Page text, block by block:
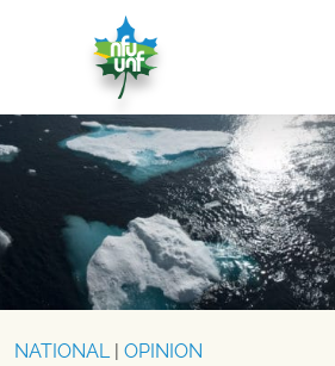
Aller au contenu
NATIONAL| OPINION